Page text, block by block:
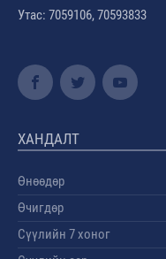
Утас: 7059106, 70593833
ХАНДАЛТ
Өнөөдөр
Өчигдөр
Сүүлийн 7 хоног